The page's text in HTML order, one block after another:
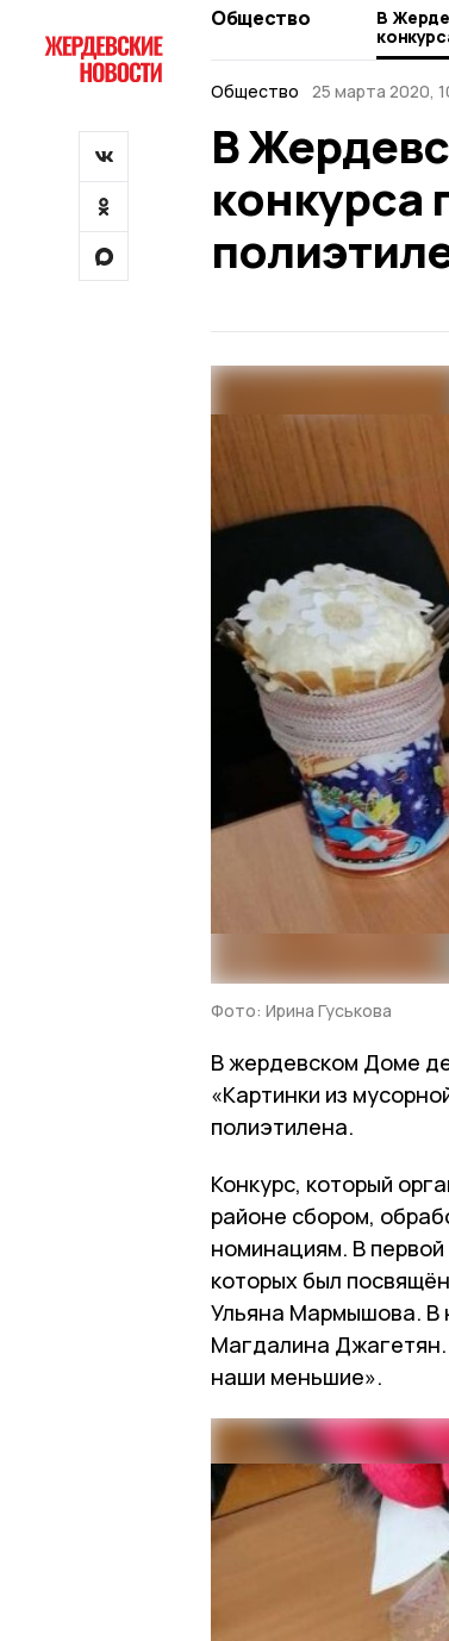
Общество
В
Общество 25 марта 2020,
В
конкурса
Фото: Ирина Гуськова
В жердевском Доме
«Картинки из
полиэтилена.
Конкурс, который
районе сбором,
номинациям. В
которых был
Ульяна Мармышова. В
Магдалина Джагетян.
наши меньшие».